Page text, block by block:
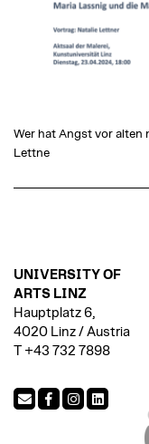
Wer hat Angst vor alten
Lettne
UNIVERSITY OF
ARTS LINZ
Hauptplatz 6,
4020 Linz / Austria
T +43 732 7898